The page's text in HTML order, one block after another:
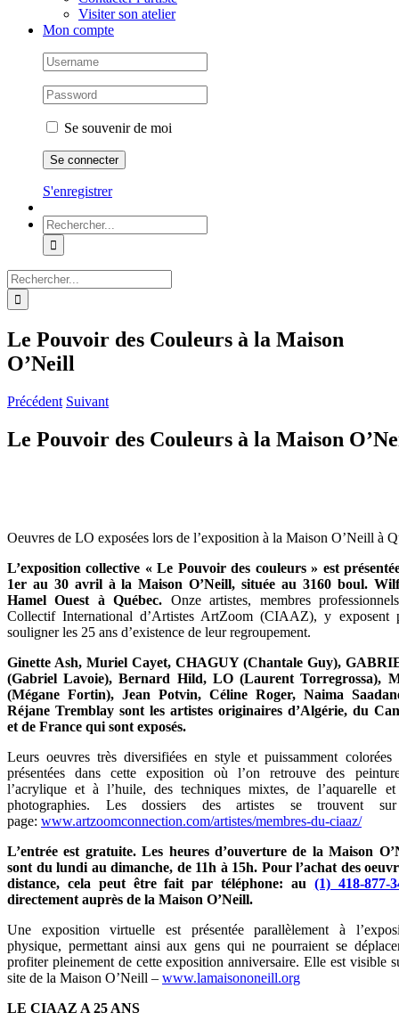
Visiter son atelier
Mon compte
Se souvenir de moi
S'enregistrer
Rechercher:
Rechercher:
Le Pouvoir des Couleurs à la Maison
O’Neill
Précédent Suivant
Le Pouvoir des Couleurs à la Maison
Oeuvres de LO exposées lors de l’exposition à la Maison O’Neill à
L’exposition collective « Le Pouvoir des couleurs » est
1er au 30 avril à la Maison O’Neill, située au 3160 boul.
Hamel Ouest à Québec. Onze artistes, membres
Collectif International d’Artistes ArtZoom (CIAAZ), y exposent
souligner les 25 ans d’existence de leur regroupement.
Ginette Ash, Muriel Cayet, CHAGUY (Chantale Guy),
(Gabriel Lavoie), Bernard Hild, LO (Laurent Torregrossa),
(Mégane Fortin), Jean Potvin, Céline Roger, Naima
Réjane Tremblay sont les artistes originaires d’Algérie, du
et de France qui sont exposés.
Leurs oeuvres très diversifiées en style et puissamment colorées
présentées dans cette exposition où l’on retrouve des
l’acrylique et à l’huile, des techniques mixtes, de l’aquarelle et
photographies. Les dossiers des artistes se trouvent
page: www.artzoomconnection.com/artistes/membres-du-ciaaz/
L’entrée est gratuite. Les heures d’ouverture de la Maison
sont du lundi au dimanche, de 11h à 15h. Pour l’achat des
distance, cela peut être fait par téléphone: au (1) 418-877-
directement auprès de la Maison O’Neill.
Une exposition virtuelle est présentée parallèlement à
physique, permettant ainsi aux gens qui ne pourraient se
profiter pleinement de cette exposition anniversaire. Elle est visible
site de la Maison O’Neill – www.lamaisononeill.org
LE CIAAZ A 25 ANS